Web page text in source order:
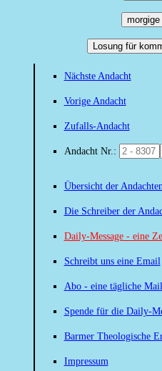
Losung für
Nächste Andacht
Vorige Andacht
Zufalls-Andacht
Andacht Nr.:
Übersicht der
Die Schreiber der
Daily-Message - eine
Schreibt uns eine Email
Abo - eine tägliche Mail
Spende für die Daily-
Barmer Theologische
Impressum